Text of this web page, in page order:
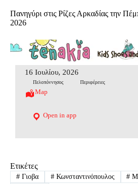
Πανηγύρι στις Ρίζες Αρκαδίας την
2026
16 Ιουλίου, 2026
Πελοπόννησος Περιφέρειες
Map
Open in app
Ετικέτες
#Γιοβα #Κωνσταντινόπουλος #